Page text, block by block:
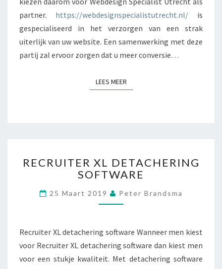
E
B
S
E
N
E
A
?
partner. https://webdesignspecialistutrecht.nl/ is
gespecialiseerd in het verzorgen van een strak
uiterlijk van uw website. Een samenwerking met deze
partij zal ervoor zorgen dat u meer conversie…
LEES MEER
E
C
U
I
E
X
L
RECRUITER XL DETACHERING
SOFTWARE
25 Maart 2019 Peter Brandsma
Recruiter XL detachering software Wanneer men kiest
voor Recruiter XL detachering software dan kiest men
voor een stukje kwaliteit. Met detachering software